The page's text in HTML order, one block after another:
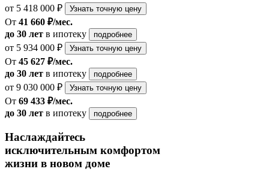
от 5 418 000 ₽ Узнать точную цену
От 41 660 ₽/мес.
до 30 лет в ипотеку подробнее
от 5 934 000 ₽ Узнать точную цену
От 45 627 ₽/мес.
до 30 лет в ипотеку подробнее
от 9 030 000 ₽ Узнать точную цену
От 69 433 ₽/мес.
до 30 лет в ипотеку подробнее
Наслаждайтесь
исключительным комфортом
жизни в новом доме